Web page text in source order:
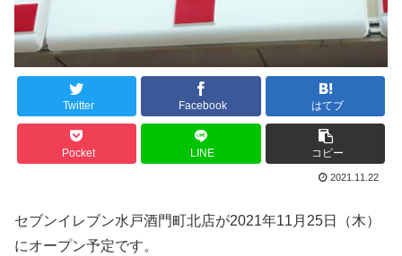
Twitter Facebook はてブ
Pocket LINE コピー
2021.11.22
セブンイレブン水戸酒門町北店が2021年11月25日（木）
にオープン予定です。